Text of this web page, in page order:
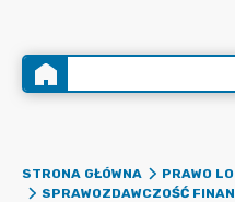
STRONA GŁÓWNA PRAWO
SPRAWOZDAWCZOŚĆ